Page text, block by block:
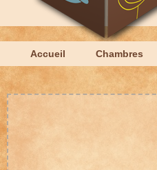
Accueil Chambres